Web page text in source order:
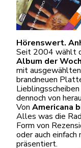
Hörenswert.
Seit 2004 wählt
Album der
mit
brandneuen
dennoch von
Von Americana
Alles was die
Form von
oder auch
präsentiert.